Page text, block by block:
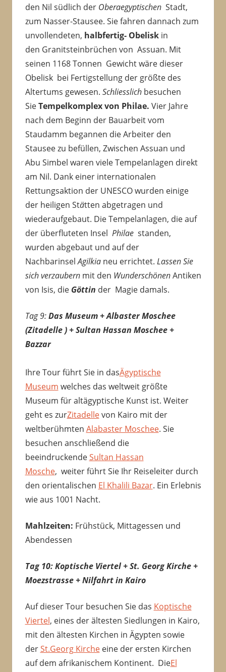
den Nil südlich der OberaegyptischenStadt,
zum Nasser-Stausee. Sie fahren dannach zum
unvollendeten, halbfertig- Obeliskin
den Granitsteinbrüchen von Assuan. Mit
seinen 1168 Tonnen Gewicht wäre dieser
Obelisk bei Fertigstellung der größte des
Altertums gewesen. Schliesslichbesuchen
SieTempelkomplex von Philae. Vier Jahre
nach dem Beginn der Bauarbeit vom
Staudamm begannen die Arbeiter den
Stausee zu befüllen, Zwischen Assuan und
Abu Simbel waren viele Tempelanlagen direkt
am Nil. Dank einer internationalen
Rettungsaktion der UNESCO wurden einige
der heiligen Stätten abgetragen und
wiederaufgebaut. Die Tempelanlagen, die auf
der überfluteten Insel Philae standen,
wurden abgebaut und auf der
NachbarinselAgilkianeu errichtet. Lassen Sie
sich verzaubernmit den WunderschönenAntiken
von Isis, die Göttin der Magie damals.
Tag 9:Das Museum + Albaster Moschee
(Zitadelle ) + Sultan Hassan Moschee +
Bazzar
Ihre Tour führt Sie in dasÄgyptische
Museum welches das weltweit größte
Museum für altägyptische Kunst ist. Weiter
geht es zurZitadellevon Kairo mit der
weltberühmten Alabaster Moschee. Sie
besuchen anschließend die
beeindruckendeSultan Hassan
Mosche, weiter führt Sie Ihr Reiseleiter durch
den orientalischen El Khalili Bazar. Ein Erlebnis
wie aus 1001 Nacht.
Mahlzeiten: Frühstück, Mittagessen und
Abendessen
Tag 10: Koptische Viertel + St. Georg Kirche +
Moezstrasse + Nilfahrt in Kairo
Auf dieser Tour besuchen Sie das Koptische
Viertel, eines der ältesten Siedlungen in Kairo,
mit den ältesten Kirchen in Ägypten sowie
derSt.Georg Kircheeine der ersten Kirchen
auf dem afrikanischem Kontinent. DieEl